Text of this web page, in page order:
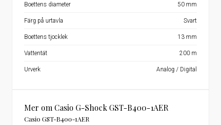
Mer om Casio G-Shock GST-B400-1AER
Casio GST-B400-1AER
Boettens diameter 50 mm
Färg på urtavla Svart
Boettens tjocklek 13 mm
Vattentät 200 m
Urverk Analog / Digital